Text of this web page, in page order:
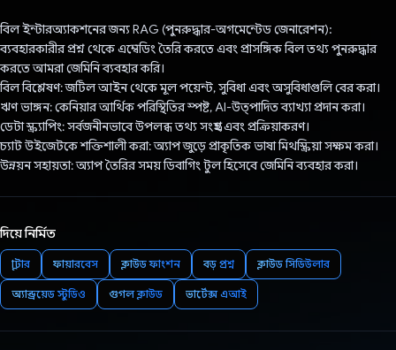
বিল ইন্টারঅ্যাকশনের জন্য RAG (পুনরুদ্ধার-অগমেন্টেড জেনারেশন):
ব্যবহারকারীর প্রশ্ন থেকে এম্বেডিং তৈরি করতে এবং প্রাসঙ্গিক বিল তথ্য পুনরুদ্ধার
করতে আমরা জেমিনি ব্যবহার করি।
বিল বিশ্লেষণ: জটিল আইন থেকে মূল পয়েন্ট, সুবিধা এবং অসুবিধাগুলি বের করা।
ঋণ ভাঙ্গন: কেনিয়ার আর্থিক পরিস্থিতির স্পষ্ট, AI-উত্পাদিত ব্যাখ্যা প্রদান করা।
ডেটা স্ক্র্যাপিং: সর্বজনীনভাবে উপলব্ধ তথ্য সংগ্রহ এবং প্রক্রিয়াকরণ।
চ্যাট উইজেটকে শক্তিশালী করা: অ্যাপ জুড়ে প্রাকৃতিক ভাষা মিথস্ক্রিয়া সক্ষম করা।
উন্নয়ন সহায়তা: অ্যাপ তৈরির সময় ডিবাগিং টুল হিসেবে জেমিনি ব্যবহার করা।
দিয়ে নির্মিত
ফ্লাটার ফায়ারবেস ক্লাউড ফাংশন বড় প্রশ্ন ক্লাউড সিডিউলার
অ্যান্ড্রয়েড স্টুডিও গুগল ক্লাউড ভার্টেক্স এআই